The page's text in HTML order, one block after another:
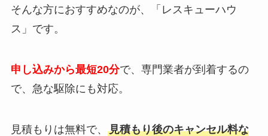
そんな方におすすめなのが、「レスキューハウ
ス」です。
申し込みから最短20分で、専門業者が到着するの
で、急な駆除にも対応。
見積もりは無料で、 見積もり後のキャンセル料な